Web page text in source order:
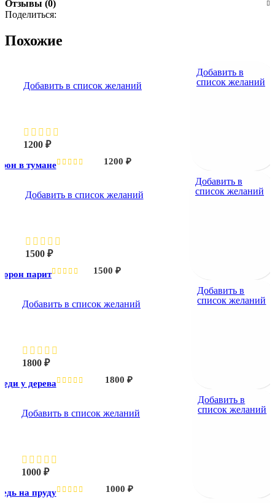
Отзывы (0)
Поделиться:
Похожие
Добавить в список желаний
1200 ₽
в тумане 1200 ₽
Добавить в
список желаний
Добавить в список желаний
1500 ₽
парит 1500 ₽
Добавить в
список желаний
Добавить в список желаний
1800 ₽
у дерева 1800 ₽
Добавить в
список желаний
Добавить в список желаний
1000 ₽
на пруду 1000 ₽
Добавить в
список желаний